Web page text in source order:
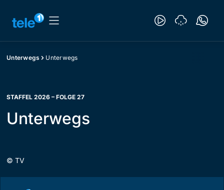
Unterwegs Unterwegs
STAFFEL 2026 – FOLGE 27
Unterwegs
© TV